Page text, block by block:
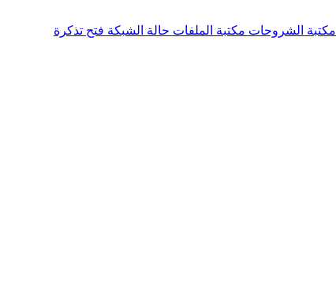
مكتبة الشروحات مكتبة الملفات حالة الشبكة فتح تذكرة